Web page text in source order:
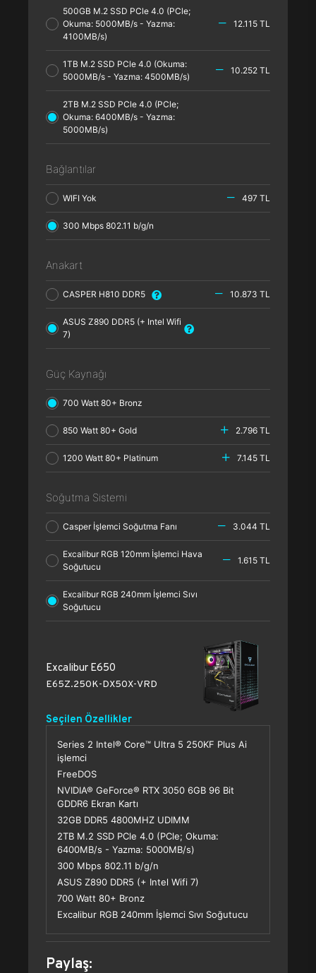
500GB M.2 SSD PCle 4.0 (PCle;
Okuma: 5000MB/s - Yazma:
4100MB/s)
12.115 TL
1TB M.2 SSD PCle 4.0 (Okuma:
5000MB/s - Yazma: 4500MB/s)
10.252 TL
2TB M.2 SSD PCle 4.0 (PCle;
Okuma: 6400MB/s - Yazma:
5000MB/s)
Bağlantılar
WIFI Yok 497 TL
300 Mbps 802.11 b/g/n
Anakart
CASPER H810 DDR5 10.873 TL
ASUS Z890 DDR5 (+ Intel Wifi
7)
Güç Kaynağı
700 Watt 80+ Bronz
850 Watt 80+ Gold 2.796 TL
1200 Watt 80+ Platinum 7.145 TL
Soğutma Sistemi
Casper İşlemci Soğutma Fanı 3.044 TL
Excalibur RGB 120mm İşlemci Hava
Soğutucu
1.615 TL
Excalibur RGB 240mm İşlemci Sıvı
Soğutucu
Excalibur E650
E65Z.250K-DX50X-VRD
Seçilen Özellikler
Series 2 Intel® Core™ Ultra 5 250KF Plus Ai
işlemci
FreeDOS
NVIDIA® GeForce® RTX 3050 6GB 96 Bit
GDDR6 Ekran Kartı
32GB DDR5 4800MHZ UDIMM
2TB M.2 SSD PCle 4.0 (PCle; Okuma:
6400MB/s - Yazma: 5000MB/s)
300 Mbps 802.11 b/g/n
ASUS Z890 DDR5 (+ Intel Wifi 7)
700 Watt 80+ Bronz
Excalibur RGB 240mm İşlemci Sıvı Soğutucu
Paylaş: